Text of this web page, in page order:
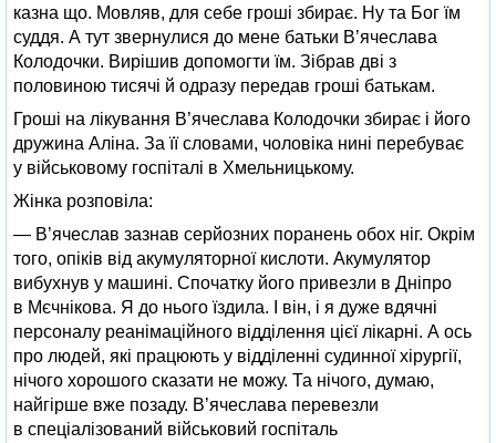
казна що. Мовляв, для себе гроші збирає. Ну та Бог їм
суддя. А тут звернулися до мене батьки В’ячеслава
Колодочки. Вирішив допомогти їм. Зібрав дві з
половиною тисячі й одразу передав гроші батькам.
Гроші на лікування В’ячеслава Колодочки збирає і його
дружина Аліна. За її словами, чоловіка нині перебуває
у військовому госпіталі в Хмельницькому.
Жінка розповіла:
— В’ячеслав зазнав серйозних поранень обох ніг. Окрім
того, опіків від акумуляторної кислоти. Акумулятор
вибухнув у машині. Спочатку його привезли в Дніпро
в Мєчнікова. Я до нього їздила. І він, і я дуже вдячні
персоналу реанімаційного відділення цієї лікарні. А ось
про людей, які працюють у відділенні судинної хірургії,
нічого хорошого сказати не можу. Та нічого, думаю,
найгірше вже позаду. В’ячеслава перевезли
в спеціалізований військовий госпіталь